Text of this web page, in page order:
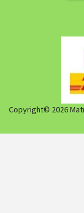
Copyright© 2026